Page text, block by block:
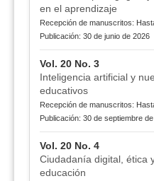
en el aprendizaje
Recepción de manuscritos:
Publicación: 30 de junio de 2026
Vol. 20 No. 3
Inteligencia artificial y
educativos
Recepción de manuscritos:
Publicación: 30 de septiembre
Vol. 20 No. 4
Ciudadanía digital, ética
educación